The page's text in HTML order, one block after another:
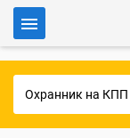
Для